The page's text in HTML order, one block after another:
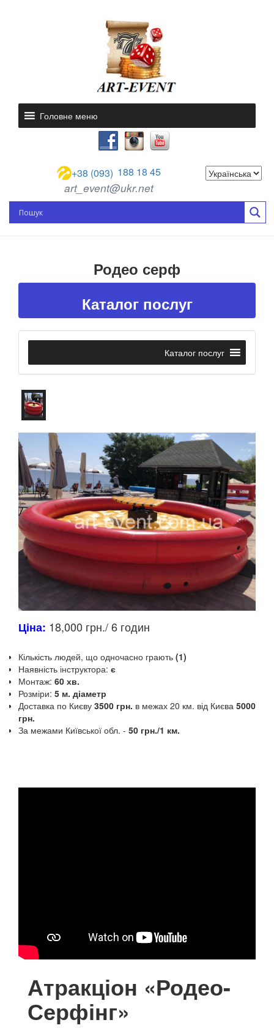
Головне меню
+38 (093) 188 18 45
art_event@ukr.net
Родео серф
Каталог послуг
Каталог послуг
Ціна: 18,000 грн./ 6 годин
Кількість людей, що одночасно грають (1)
Наявність інструктора: є
Монтаж: 60 хв.
Розміри: 5 м. діаметр
Доставка по Києву 3500 грн. в межах 20 км. від Києва 5000
грн.
За межами Київської обл. - 50 грн./1 км.
Атракціон «Родео-
Серфінг»